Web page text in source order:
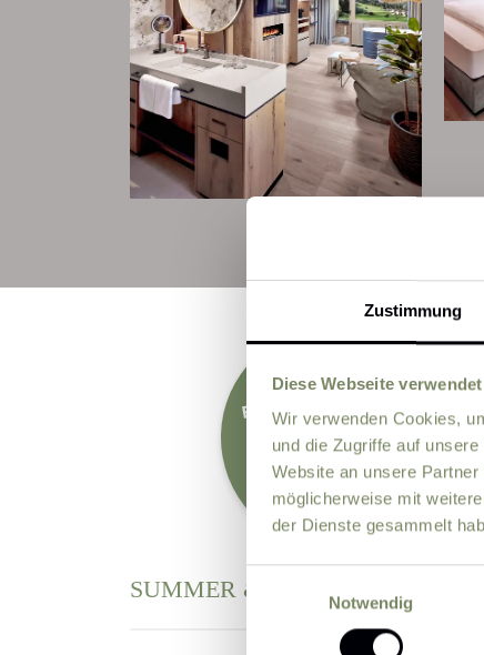
Zustimmung
Diese Webseite
Wir verwenden Cookies,
und die Zugriffe auf
Website an unsere
möglicherweise mit
der Dienste gesammelt
Notwendig
FREEfor children under
5!
Outside the vacation
season in Septe
mber,
October & Nove
mber
SUMMER & AUTUMN